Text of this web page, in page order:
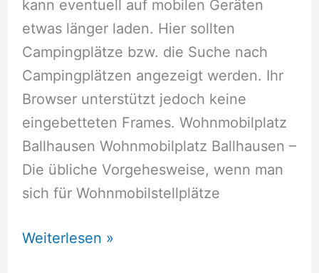
kann eventuell auf mobilen Geräten
etwas länger laden. Hier sollten
Campingplätze bzw. die Suche nach
Campingplätzen angezeigt werden. Ihr
Browser unterstützt jedoch keine
eingebetteten Frames. Wohnmobilplatz
Ballhausen Wohnmobilplatz Ballhausen –
Die übliche Vorgehesweise, wenn man
sich für Wohnmobilstellplätze
Wohnmobilstellplätze
Weiterlesen »